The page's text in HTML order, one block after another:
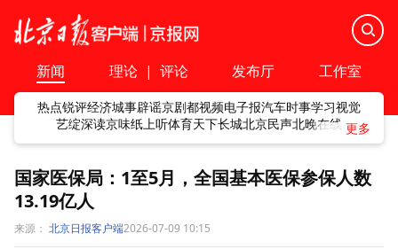
新闻 理论 | 评论 发布厅 工作室
热点锐评经济城事辟谣京剧都视频电子报汽车时事学习视觉
艺绽深读京味纸上听体育天下长城北京民声北晚在线
国家医保局：1至5月，全国基本医保参保人数
13.19亿人
来源： 北京日报客户端2026-07-09 10:15